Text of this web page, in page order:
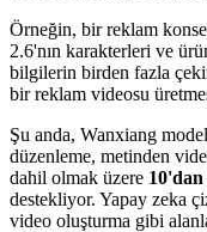
Örneğin, bir reklam
2.6'nın karakterleri ve
bilgilerin birden fazla
bir reklam videosu
Şu anda, Wanxiang
düzenleme, metinden
dahil olmak üzere
destekliyor. Yapay zeka
video oluşturma gibi